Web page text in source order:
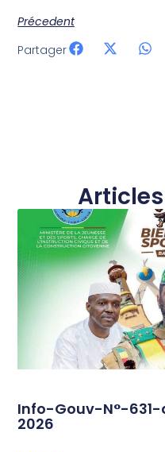
Précedent
Partager
Info-Gouv-N°-
2026